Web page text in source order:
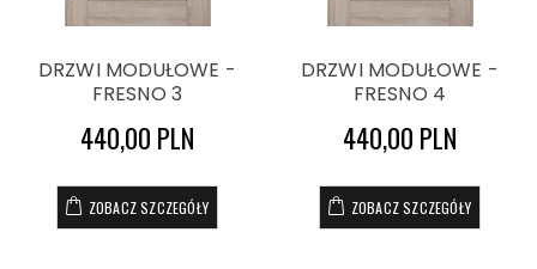
DRZWI MODUŁOWE -
FRESNO 3
440,00 PLN
ZOBACZ SZCZEGÓŁY
DRZWI MODUŁOWE -
FRESNO 4
440,00 PLN
ZOBACZ SZCZEGÓŁY